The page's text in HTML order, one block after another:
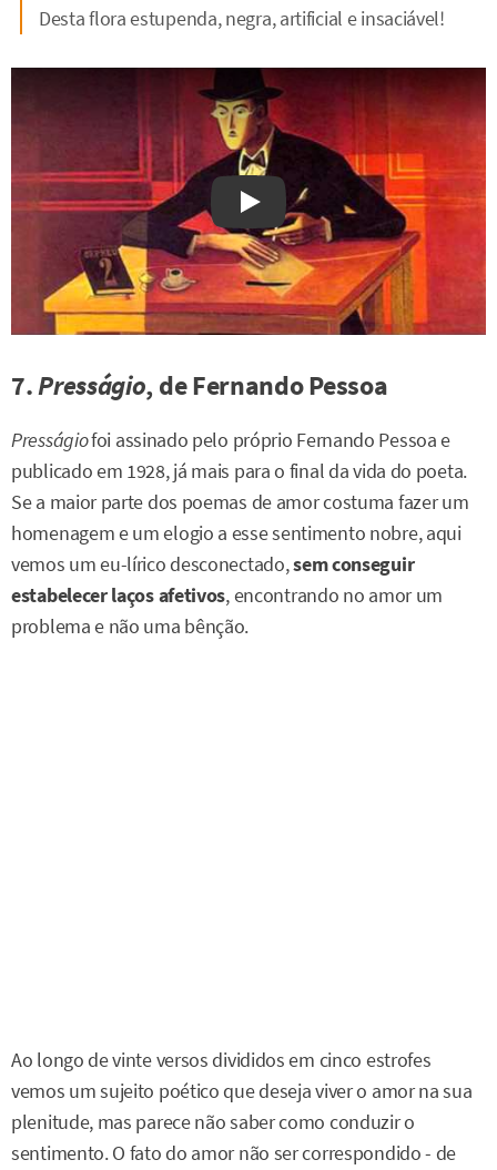
Desta flora estupenda, negra, artificial e insaciável!
Watch on YouTube
7.Presságio, de Fernando Pessoa
Presságiofoi assinado pelo próprio Fernando Pessoa e
publicado em 1928, já mais para o final da vida do poeta.
Se a maior parte dos poemas de amor costuma fazer um
homenagem e um elogio a esse sentimento nobre, aqui
vemos um eu-lírico desconectado,sem conseguir
estabelecer laços afetivos, encontrando no amor um
problema e não uma bênção.
Ao longo de vinte versos divididos em cinco estrofes
vemos um sujeito poético que deseja viver o amor na sua
plenitude, mas parece não saber como conduzir o
sentimento. O fato do amor não ser correspondido - de